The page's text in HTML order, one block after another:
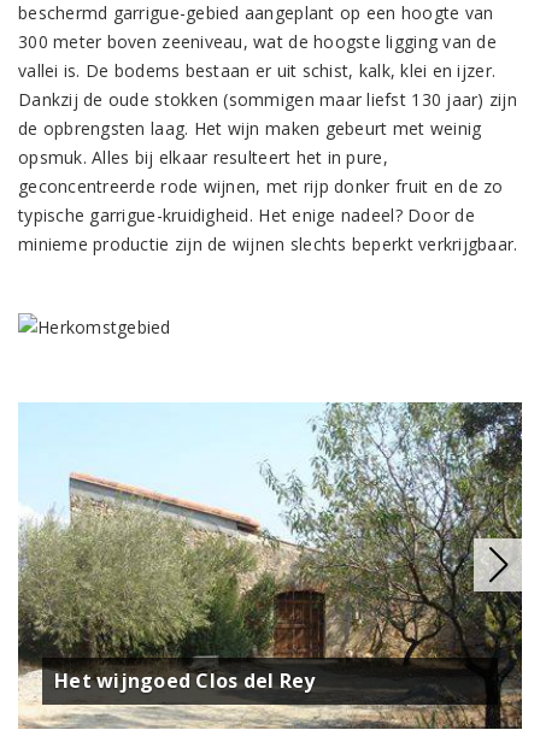
beschermd garrigue-gebied aangeplant op een hoogte van
300 meter boven zeeniveau, wat de hoogste ligging van de
vallei is. De bodems bestaan er uit schist, kalk, klei en ijzer.
Dankzij de oude stokken (sommigen maar liefst 130 jaar) zijn
de opbrengsten laag. Het wijn maken gebeurt met weinig
opsmuk. Alles bij elkaar resulteert het in pure,
geconcentreerde rode wijnen, met rijp donker fruit en de zo
typische garrigue-kruidigheid. Het enige nadeel? Door de
minieme productie zijn de wijnen slechts beperkt verkrijgbaar.
Het wijngoed Clos del Rey